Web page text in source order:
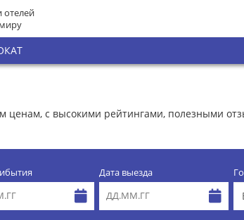
отелей
ценам, с высокими рейтингами, полезными
Дата выезда